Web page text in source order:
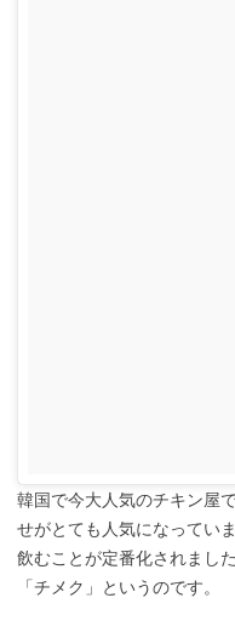
韓国で今大人気のチキン屋
せがとても人気になってい
飲むことが定番化されまし
「チメク」というのです。